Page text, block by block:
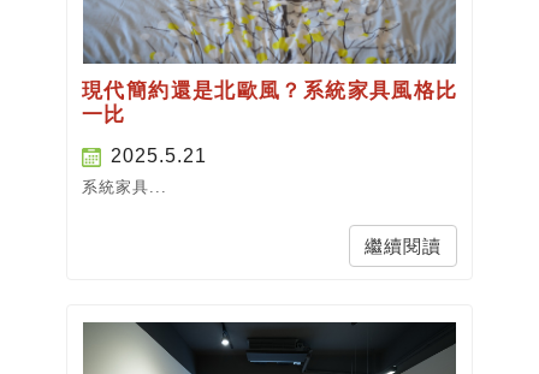
現代簡約還是北歐風？系統家具風格比
一比
2025.5.21
系統家具...
繼續閱讀